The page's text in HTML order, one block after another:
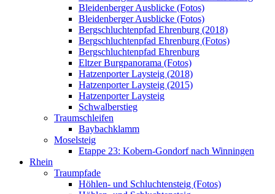
Bleidenberger Ausblicke (Fotos)
Bleidenberger Ausblicke (Fotos)
Bergschluchtenpfad Ehrenburg (2018)
Bergschluchtenpfad Ehrenburg (Fotos)
Bergschluchtenpfad Ehrenburg
Eltzer Burgpanorama (Fotos)
Hatzenporter Laysteig (2018)
Hatzenporter Laysteig (2015)
Hatzenporter Laysteig
Schwalberstieg
Traumschleifen
Baybachklamm
Moselsteig
Etappe 23: Kobern-Gondorf nach Winningen
Rhein
Traumpfade
Höhlen- und Schluchtensteig (Fotos)